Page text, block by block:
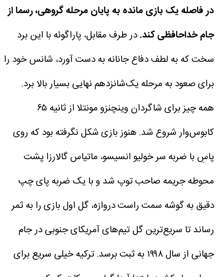
در فاصله یک بازی مانده به پایان مرحله گروهی، رسما از
جام خداحافظی کند.در طرف مقابل، پاراگوئه با این برد
سخت که به لطف دفاع جانانه به دست آورد، شانس خود را
برای صعود به مرحله یک‌شانزدهم نهایی بسیار بالا برد.
همه چیز برای شاگردان وینچنزو مونتلا از ثانیه ۶۵
کابوس‌وار شروع شد. هنوز بازی شکل نگرفته بود که روی
پاسِ با ضربه سر خولیو انسیسو، ماتیاس گالارزا پشت
محوطه جریمه صاحب توپ شد و با یک ضربه پای چپ
دقیق به گوشه سمت راست دروازه، گل اول بازی را به ثمر
رساند تا سریع‌ترین گل تیم‌های آمریکای جنوبی در جام
جهانی از سال ۱۹۹۸ به ثبت برسد.
ترکیه خیلی سریع برای